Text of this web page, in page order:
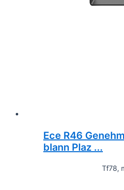
Ece R46
blann Plaz ...
Tf78,